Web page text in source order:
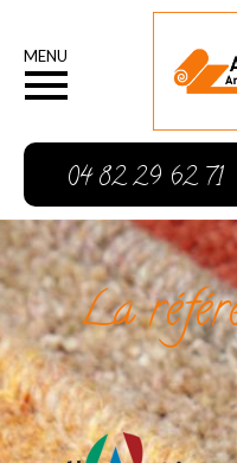
MENU
04 82 29 62 71
La